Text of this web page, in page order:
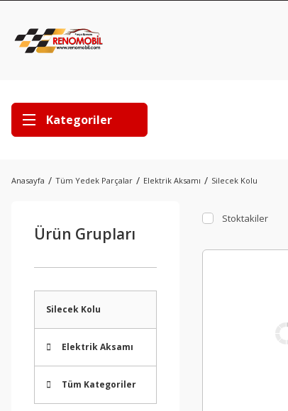
Kategoriler
Anasayfa Tüm Yedek Parçalar Elektrik Aksamı Silecek Kolu
Ürün Grupları
Silecek Kolu
Elektrik Aksamı
Tüm Kategoriler
Stoktakiler